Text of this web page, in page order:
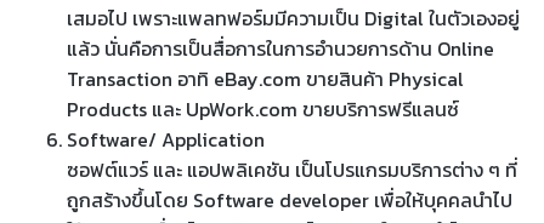
เสมอไป เพราะแพลทฟอร์มมีความเป็น Digital ในตัวเองอยู่
แล้ว นั่นคือการเป็นสื่อการในการอำนวยการด้าน Online
Transaction อาทิ eBay.com ขายสินค้า Physical
Products และ UpWork.com ขายบริการฟรีแลนซ์
Software/ Application
ซอฟต์แวร์ และ แอปพลิเคชัน เป็นโปรแกรมบริการต่าง ๆ ที่
ถูกสร้างขึ้นโดย Software developer เพื่อให้บุคคลนำไป